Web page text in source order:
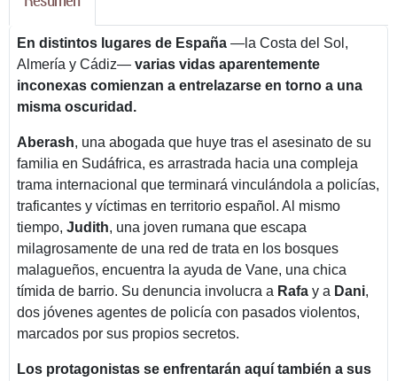
En distintos lugares de España —la Costa del Sol,
Almería y Cádiz— varias vidas aparentemente
inconexas comienzan a entrelazarse en torno a una
misma oscuridad.
Aberash, una abogada que huye tras el asesinato de su
familia en Sudáfrica, es arrastrada hacia una compleja
trama internacional que terminará vinculándola a policías,
traficantes y víctimas en territorio español. Al mismo
tiempo, Judith, una joven rumana que escapa
milagrosamente de una red de trata en los bosques
malagueños, encuentra la ayuda de Vane, una chica
tímida de barrio. Su denuncia involucra a Rafa y a Dani,
dos jóvenes agentes de policía con pasados violentos,
marcados por sus propios secretos.
Los protagonistas se enfrentarán aquí también a sus